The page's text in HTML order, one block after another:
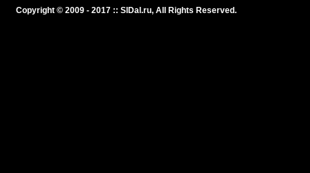
Copyright © 2009 - 2017 :: SlDal.ru, All Rights Reserved.